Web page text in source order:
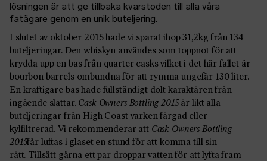
lösningen är att ge tillbaka kvarstoden till alla våra
fatägare genom en unik buteljering.
I slutet av oktober 2015 hade vi sparat ihop 31,2kg från 134
buteljeringar. Den whiskyn användes som toppnot för att
krydda upp en bas från quarter casks vilket i det här fallet är
bourbon barrels ombundna för att rymma ungefär 130 liter.
En kraftigare bas hade fullständigt dolt karaktären från
ingående slattar. Cask Owners Bottling 2015är likt alla
buteljeringar från High Coast varken färgad eller
kylfiltrerad. Vi rekommenderar att Cask Owners Bottling
2015får luftas i glaset en stund för att komma till sin
rätt. Tillsätt gärna ett par droppar vatten för att lyfta fram